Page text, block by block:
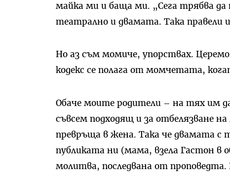
майка ми и баща ми. „Сега трябва
театрално и двамата. Така правели
Но аз съм момиче, упорствах.
кодекс се полага от момчетата,
Обаче моите родители – на тях им
съвсем подходящ и за отбелязване
превръща в жена. Така че двамата с
публиката ни (мама, взела Гастон в
молитва, последвана от